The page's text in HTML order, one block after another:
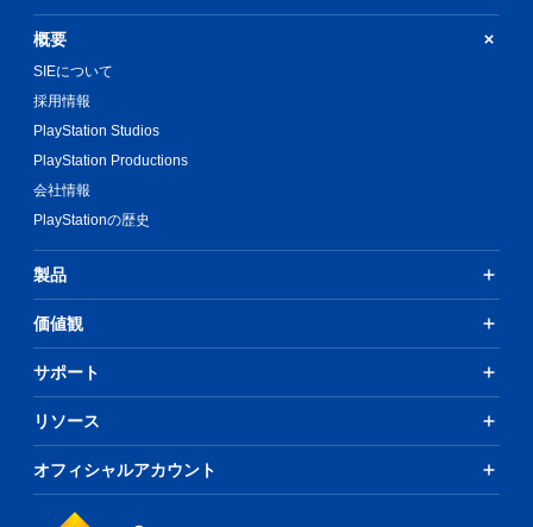
概要
SIEについて
採用情報
PlayStation Studios
PlayStation Productions
会社情報
PlayStationの歴史
製品
価値観
サポート
リソース
オフィシャルアカウント